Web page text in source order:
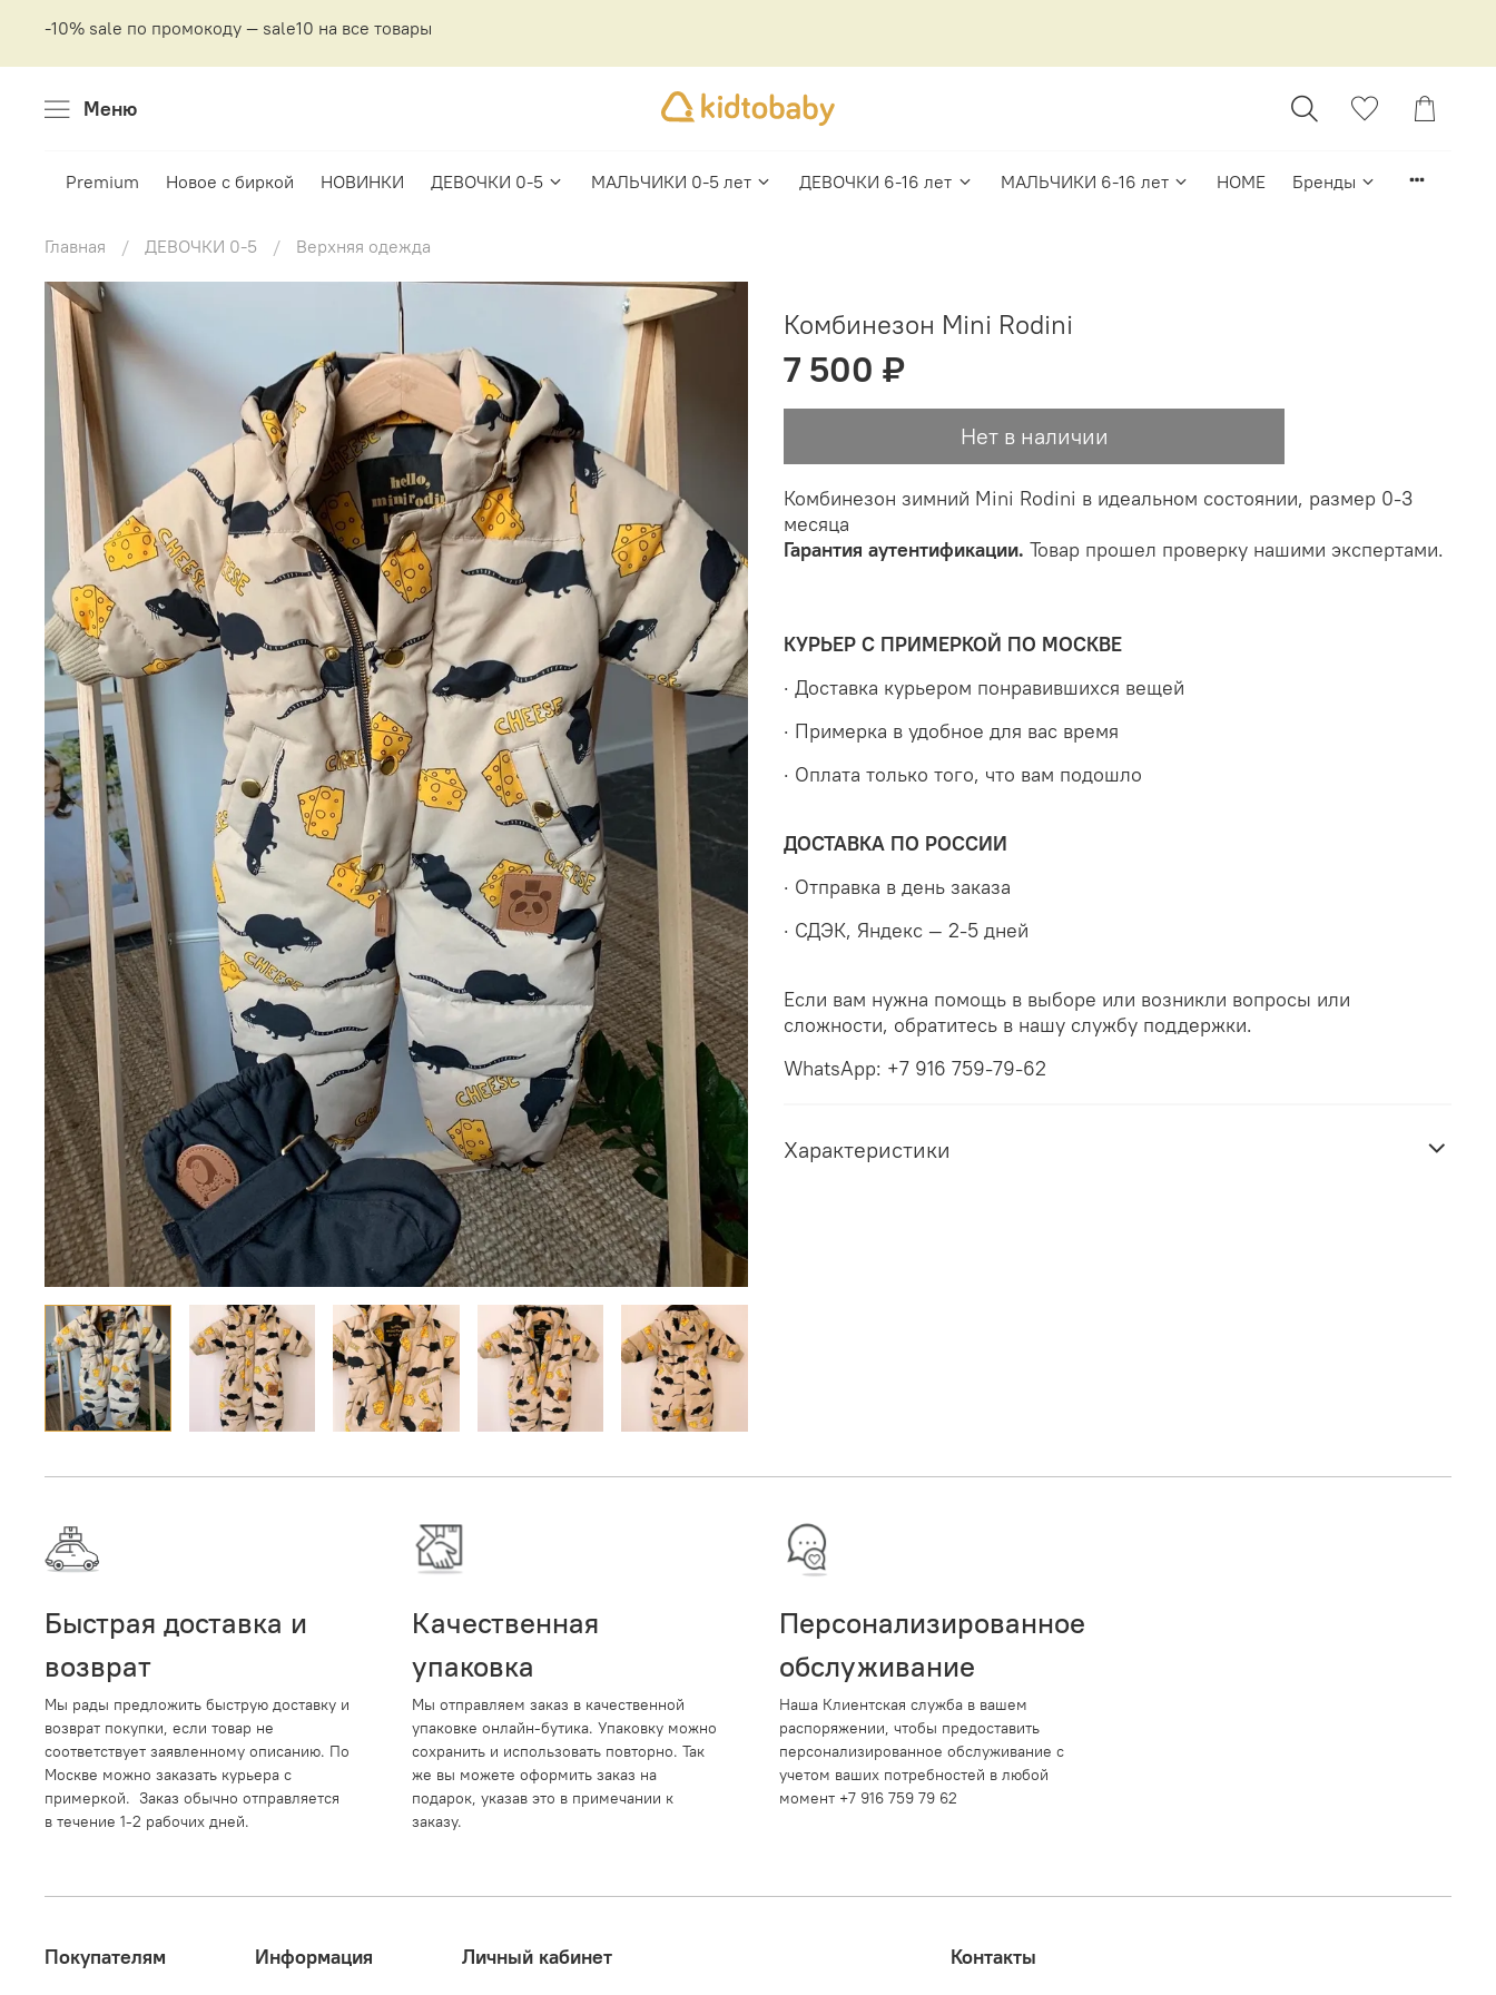
-10% sale по промокоду — sale10 на все товары
Меню
Premium Новое с биркой НОВИНКИ ДЕВОЧКИ 0-5 МАЛЬЧИКИ 0-5 лет ДЕВОЧКИ 6-16 лет МАЛЬЧИКИ 6-16 лет HOME Бренды
Главная ДЕВОЧКИ 0-5 Верхняя одежда
Комбинезон Mini Rodini
7 500 ₽
Нет в наличии
Комбинезон зимний Mini Rodini в идеальном состоянии, размер 0-3
месяца
Гарантия аутентификации. Товар прошел проверку нашими экспертами.
КУРЬЕР С ПРИМЕРКОЙ ПО МОСКВЕ
· Доставка курьером понравившихся вещей
· Примерка в удобное для вас время
· Оплата только того, что вам подошло
ДОСТАВКА ПО РОССИИ
· Отправка в день заказа
· СДЭК, Яндекс — 2-5 дней
Если вам нужна помощь в выборе или возникли вопросы или
сложности, обратитесь в нашу службу поддержки.
WhatsApp: +7 916 759-79-62
Характеристики
Быстрая доставка и
возврат
Мы рады предложить быструю доставку и
возврат покупки, если товар не
соответствует заявленному описанию. По
Москве можно заказать курьера с
примеркой. Заказ обычно отправляется
в течение 1-2 рабочих дней.
Качественная
упаковка
Мы отправляем заказ в качественной
упаковке онлайн-бутика. Упаковку можно
сохранить и использовать повторно. Так
же вы можете оформить заказ на
подарок, указав это в примечании к
заказу.
Персонализированное
обслуживание
Наша Клиентская служба в вашем
распоряжении, чтобы предоставить
персонализированное обслуживание с
учетом ваших потребностей в любой
момент +7 916 759 79 62
Покупателям Информация Личный кабинет
Контакты